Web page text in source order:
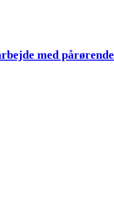
med pårørende